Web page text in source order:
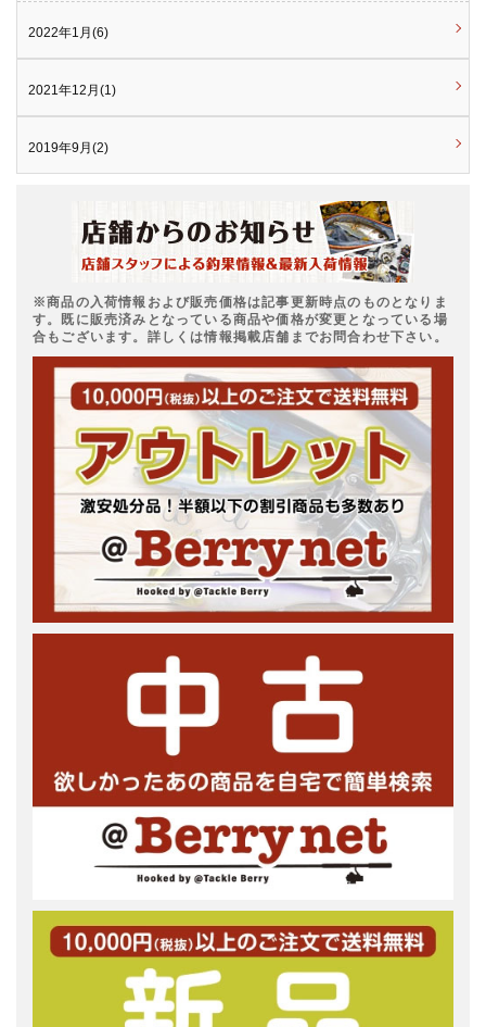
2022年1月(6)
2021年12月(1)
2019年9月(2)
※商品の入荷情報および販売価格は記事更新時点のものとなりま
す。既に販売済みとなっている商品や価格が変更となっている場
合もございます。詳しくは情報掲載店舗までお問合わせ下さい。